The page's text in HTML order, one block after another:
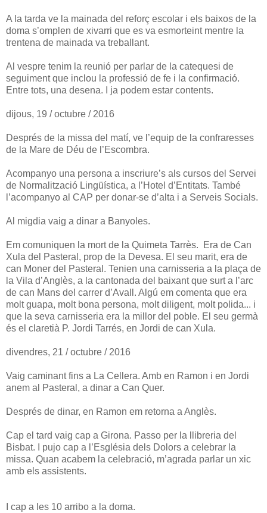
A la tarda ve la mainada del reforç escolar i els baixos de la
doma s’omplen de xivarri que es va esmorteint mentre la
trentena de mainada va treballant.
Al vespre tenim la reunió per parlar de la catequesi de
seguiment que inclou la professió de fe i la confirmació.
Entre tots, una desena. I ja podem estar contents.
dijous, 19 / octubre / 2016
Després de la missa del matí, ve l’equip de la confraresses
de la Mare de Déu de l’Escombra.
Acompanyo una persona a inscriure’s als cursos del Servei
de Normalització Lingüística, a l’Hotel d’Entitats. També
l’acompanyo al CAP per donar-se d’alta i a Serveis Socials.
Al migdia vaig a dinar a Banyoles.
Em comuniquen la mort de la Quimeta Tarrès. Era de Can
Xula del Pasteral, prop de la Devesa. El seu marit, era de
can Moner del Pasteral. Tenien una carnisseria a la plaça de
la Vila d’Anglès, a la cantonada del baixant que surt a l’arc
de can Mans del carrer d’Avall. Algú em comenta que era
molt guapa, molt bona persona, molt diligent, molt polida... i
que la seva carnisseria era la millor del poble. El seu germà
és el claretià P. Jordi Tarrés, en Jordi de can Xula.
divendres, 21 / octubre / 2016
Vaig caminant fins a La Cellera. Amb en Ramon i en Jordi
anem al Pasteral, a dinar a Can Quer.
Després de dinar, en Ramon em retorna a Anglès.
Cap el tard vaig cap a Girona. Passo per la llibreria del
Bisbat. I pujo cap a l’Església dels Dolors a celebrar la
missa. Quan acabem la celebració, m’agrada parlar un xic
amb els assistents.
I cap a les 10 arribo a la doma.